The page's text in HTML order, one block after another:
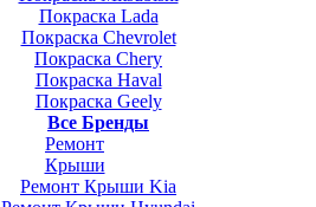
Покраска Lada
Покраска Chevrolet
Покраска Chery
Покраска Haval
Покраска Geely
Все Бренды
Ремонт
Крыши
Ремонт Крыши Kia